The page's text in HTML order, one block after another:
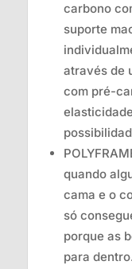
carbono
suporte
através de
com pré-
quando
cama e o
só
porque as
para